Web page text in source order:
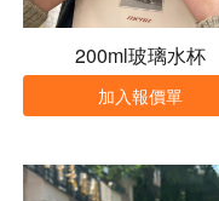
200ml玻璃水杯
加入報價單